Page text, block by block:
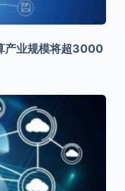
产业规模将超3000